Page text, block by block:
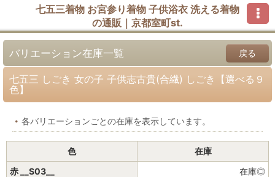
七五三着物 お宮参り着物 子供浴衣 洗える着物
の通販｜京都室町st.
バリエーション在庫一覧 戻る
七五三 しごき 女の子 子供志古貴(合繊) しごき【選べる９
色】
各バリエーションごとの在庫を表示しています。
色
在庫
赤 __S03__
在庫◎